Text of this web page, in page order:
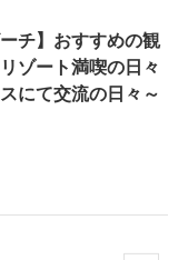
ーチ】おすすめの観
ゾート満喫の日々
にて交流の日々～